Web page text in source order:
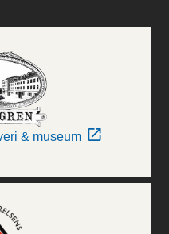
& museum